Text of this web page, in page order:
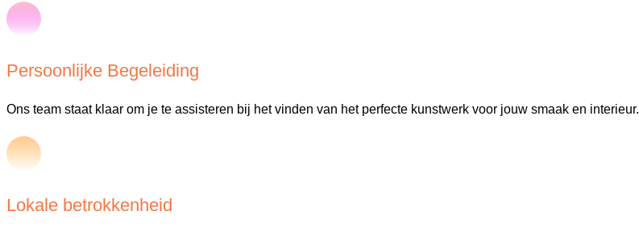
Persoonlijke Begeleiding
Ons team staat klaar om je te assisteren bij het vinden van het perfecte kunstwerk voor jouw smaak en interieur.
Lokale betrokkenheid